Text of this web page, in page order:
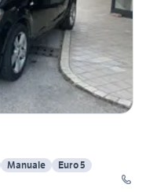
Manuale
Euro 5